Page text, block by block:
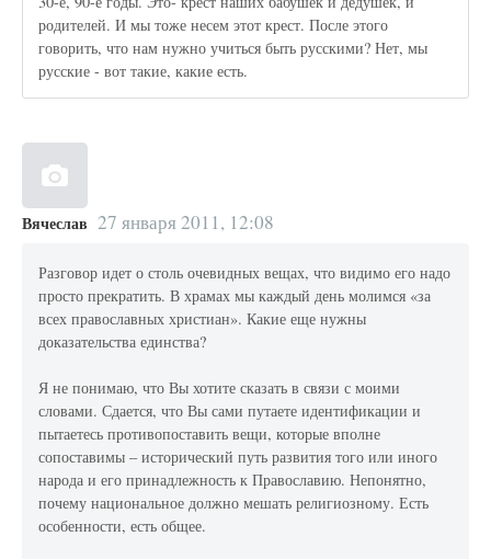
родителей. И мы тоже несем этот крест. После этого
говорить, что нам нужно учиться быть русскими? Нет, мы
русские - вот такие, какие есть.
Вячеслав 27 января 2011, 12:08
Разговор идет о столь очевидных вещах, что видимо его надо
просто прекратить. В храмах мы каждый день молимся «за
всех православных христиан». Какие еще нужны
доказательства единства?
Я не понимаю, что Вы хотите сказать в связи с моими
словами. Сдается, что Вы сами путаете идентификации и
пытаетесь противопоставить вещи, которые вполне
сопоставимы – исторический путь развития того или иного
народа и его принадлежность к Православию. Непонятно,
почему национальное должно мешать религиозному. Есть
особенности, есть общее.